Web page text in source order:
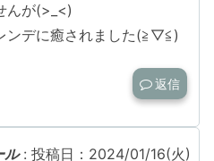
んが(>_<)
ンデに癒されました(≧▽≦)
返信
ル: 投稿日：2024/01/16(火)